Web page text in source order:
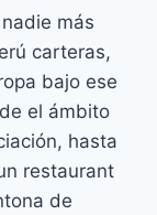
más
carteras,
bajo ese
el ámbito
hasta
restaurant
de